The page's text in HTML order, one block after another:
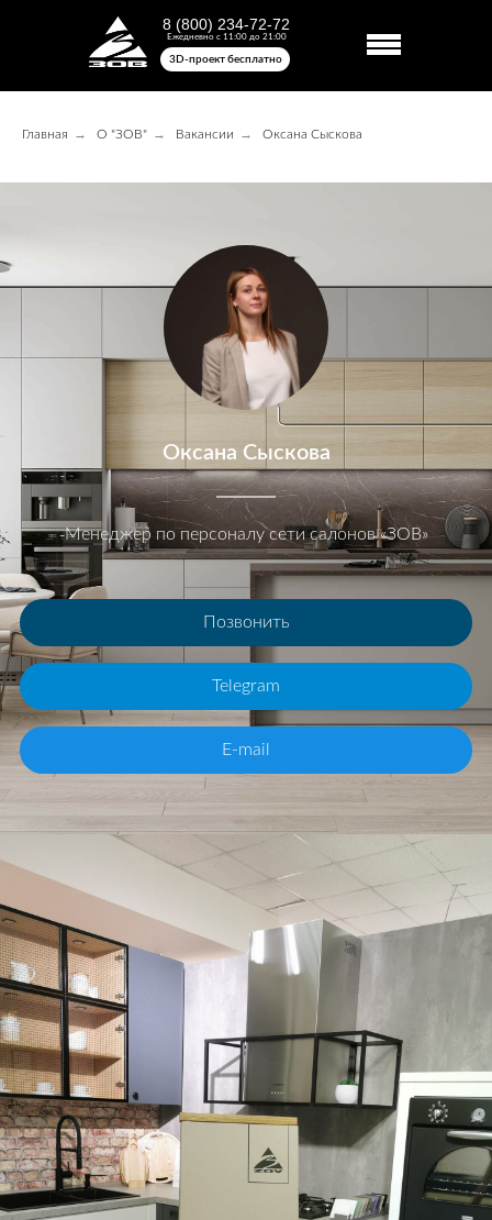
8 (800) 234-72-72
Ежедневно с 11:00 до 21:00
3D-проект бесплатно
Главная → О "ЗОВ" → Вакансии → Оксана Сыскова
Оксана Сыскова
Менеджер по персоналу сети салонов «ЗОВ»
Позвонить
Telegram
E-mail